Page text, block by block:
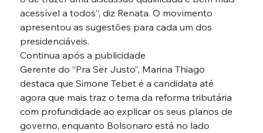
acessível a todos”, diz Renata. O movimento
apresentou as sugestões para cada um dos
presidenciáveis.
Continua após a publicidade
Gerente do “Pra Ser Justo”, Marina Thiago
destaca que Simone Tebet é a candidata até
agora que mais traz o tema da reforma tributária
com profundidade ao explicar os seus planos de
governo, enquanto Bolsonaro está no lado